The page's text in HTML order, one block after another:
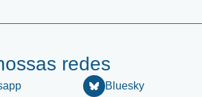
redes
Bluesky